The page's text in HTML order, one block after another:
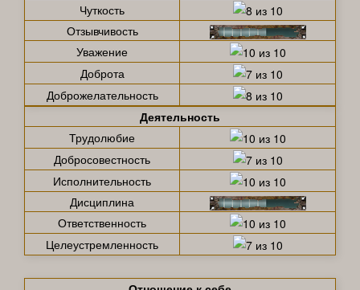
Чуткость
Отзывчивость
Уважение
Доброта
Доброжелательность
Деятельность
Трудолюбие
Добросовестность
Исполнительность
Дисциплина
Ответственность
Целеустремленность